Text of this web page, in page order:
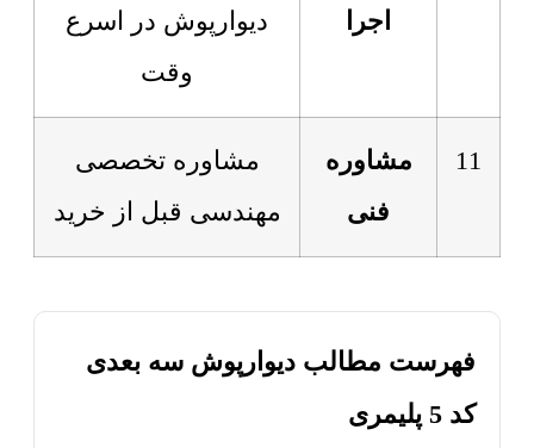
اجرا
دیوارپوش در اسرع
وقت
11
مشاوره
فنی
مشاوره تخصصی
مهندسی قبل از خرید
فهرست مطالب دیوارپوش سه بعدی
کد 5 پلیمری